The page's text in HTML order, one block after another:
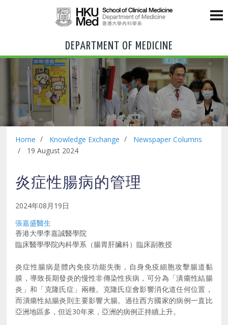
DEPARTMENT OF MEDICINE
Home Knowledge Exchange
Newspaper Columns
19 August 2024
炎症性腸病的管理
2024年08月19日
張嘉盛醫生
香港大學李嘉誠醫學院
臨床醫學學院內科學系（腸胃肝臟科）臨床副教授
炎症性腸病是體內免疫功能失衡，自身免疫細胞攻擊腸道黏
膜，導致長期發炎的慢性非傳染性疾病，可分為「潰瘍性結腸
炎」和「克隆氏症」兩種。克隆氏症會影響消化道任何位置，
而潰瘍性結腸炎則主要影響大腸。過往西方國家的病例一直比
亞洲地區多，但近30年來，亞洲的病例正持續上升。